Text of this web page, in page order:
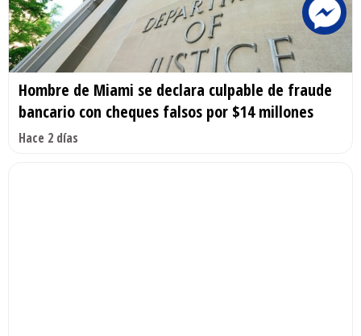
Hombre de Miami se declara culpable de fraude
bancario con cheques falsos por $14 millones
Hace 2 días